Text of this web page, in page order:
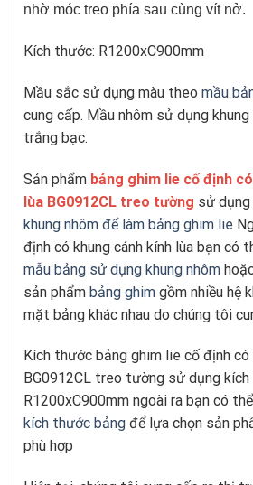
nhờ móc treo phía sau cùng vít nở.
Kích thước: R1200xC900mm
Mầu sắc sử dụng màu theo mầu
cung cấp. Mầu nhôm sử dụng
trắng bạc.
Sản phẩm bảng ghim lie cố định
lùa BG0912CL treo tường sử
khung nhôm để làm bảng ghim lie
định có khung cánh kính lùa bạn có
mẫu bảng sử dụng khung nhôm
sản phẩm bảng ghim gồm nhiều hệ
mặt bảng khác nhau do chúng tôi
Kích thước bảng ghim lie cố định có
BG0912CL treo tường sử dụng
R1200xC900mm ngoài ra bạn có
kích thước bảng để lựa chọn sản
phù hợp